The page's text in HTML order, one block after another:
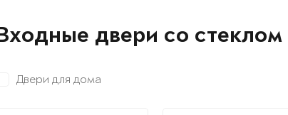
двери со стеклом
Двери для дома